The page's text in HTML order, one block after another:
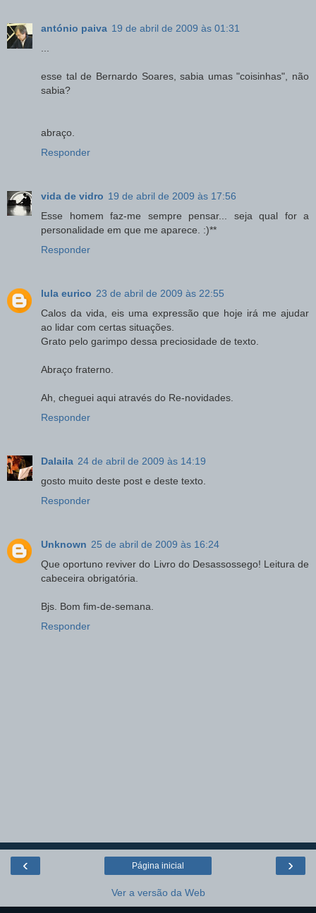
antónio paiva 19 de abril de 2009 às 01:31
esse tal de Bernardo Soares, sabia umas "coisinhas", não
sabia?
abraço.
Responder
vida de vidro 19 de abril de 2009 às 17:56
Esse homem faz-me sempre pensar... seja qual for a
personalidade em que me aparece. :)**
Responder
lula eurico 23 de abril de 2009 às 22:55
Calos da vida, eis uma expressão que hoje irá me ajudar
ao lidar com certas situações.
Grato pelo garimpo dessa preciosidade de texto.
Abraço fraterno.
Ah, cheguei aqui através do Re-novidades.
Responder
Dalaila 24 de abril de 2009 às 14:19
gosto muito deste post e deste texto.
Responder
Unknown 25 de abril de 2009 às 16:24
Que oportuno reviver do Livro do Desassossego! Leitura de
cabeceira obrigatória.
Bjs. Bom fim-de-semana.
Responder
‹ ›
Página inicial
Ver a versão da Web